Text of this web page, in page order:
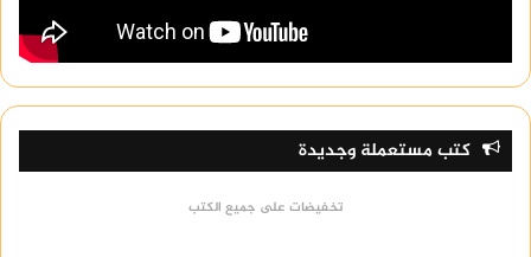
كتب مستعملة وجديدة
تخفيضات على جميع الكتب